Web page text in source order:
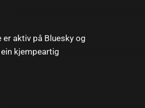
aktiv på Bluesky og
kjempeartig